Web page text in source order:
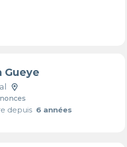
Gueye
depuis6 années